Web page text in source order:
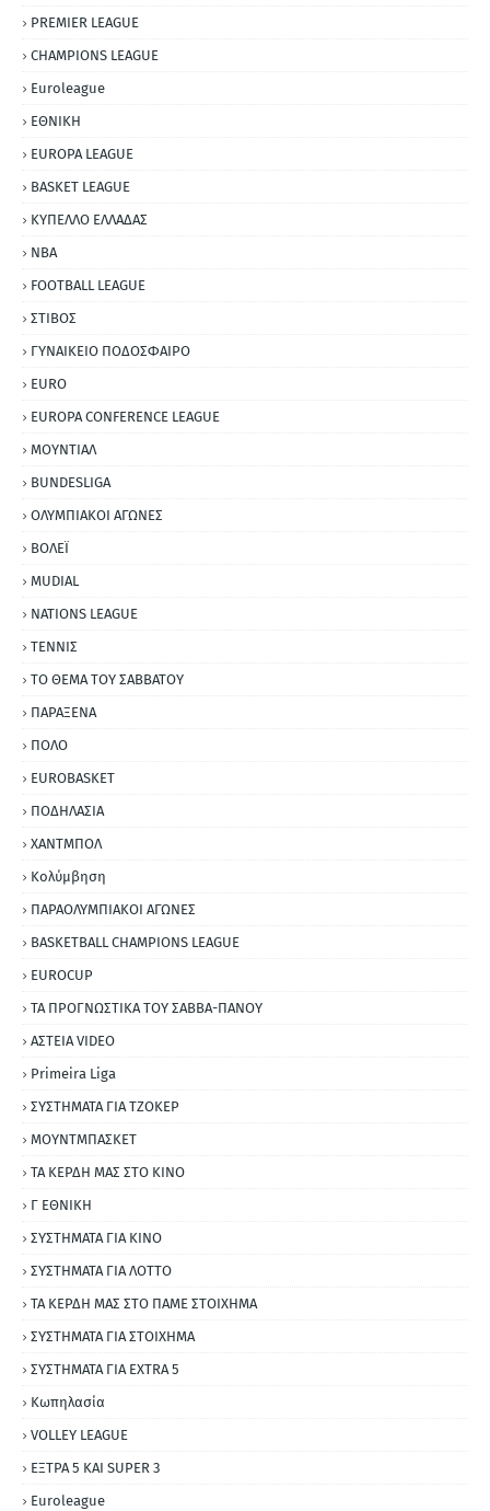
PREMIER LEAGUE
CHAMPIONS LEAGUE
Euroleague
ΕΘΝΙΚΗ
EUROPA LEAGUE
BASKET LEAGUE
ΚΥΠΕΛΛΟ ΕΛΛΑΔΑΣ
NBA
FOOTBALL LEAGUE
ΣΤΙΒΟΣ
ΓΥΝΑΙΚΕΙΟ ΠΟΔΟΣΦΑΙΡΟ
EURO
EUROPA CONFERENCE LEAGUE
ΜΟΥΝΤΙΑΛ
BUNDESLIGA
ΟΛΥΜΠΙΑΚΟΙ ΑΓΩΝΕΣ
ΒΟΛΕΪ
MUDIAL
NATIONS LEAGUE
ΤΕΝΝΙΣ
ΤΟ ΘΕΜΑ ΤΟΥ ΣΑΒΒΑΤΟΥ
ΠΑΡΑΞΕΝΑ
ΠΟΛΟ
EUROBASKET
ΠΟΔΗΛΑΣΙΑ
ΧΑΝΤΜΠΟΛ
Κολύμβηση
ΠΑΡΑΟΛΥΜΠΙΑΚΟΙ ΑΓΩΝΕΣ
BASKETBALL CHAMPIONS LEAGUE
EUROCUP
ΤΑ ΠΡΟΓΝΩΣΤΙΚΑ ΤΟΥ ΣΑΒΒΑ-ΠΑΝΟΥ
ΑΣΤΕΙΑ VIDEO
Primeira Liga
ΣΥΣΤΗΜΑΤΑ ΓΙΑ ΤΖΟΚΕΡ
ΜΟΥΝΤΜΠΑΣΚΕΤ
ΤΑ ΚΕΡΔΗ ΜΑΣ ΣΤΟ ΚΙΝΟ
Γ ΕΘΝΙΚΗ
ΣΥΣΤΗΜΑΤΑ ΓΙΑ ΚΙΝΟ
ΣΥΣΤΗΜΑΤΑ ΓΙΑ ΛΟΤΤΟ
ΤΑ ΚΕΡΔΗ ΜΑΣ ΣΤΟ ΠΑΜΕ ΣΤΟΙΧΗΜΑ
ΣΥΣΤΗΜΑΤΑ ΓΙΑ ΣΤΟΙΧΗΜΑ
ΣΥΣΤΗΜΑΤΑ ΓΙΑ ΕΧΤRΑ 5
Κωπηλασία
VOLLEY LEAGUE
ΕΞΤΡΑ 5 ΚΑΙ SUPER 3
Εuroleague